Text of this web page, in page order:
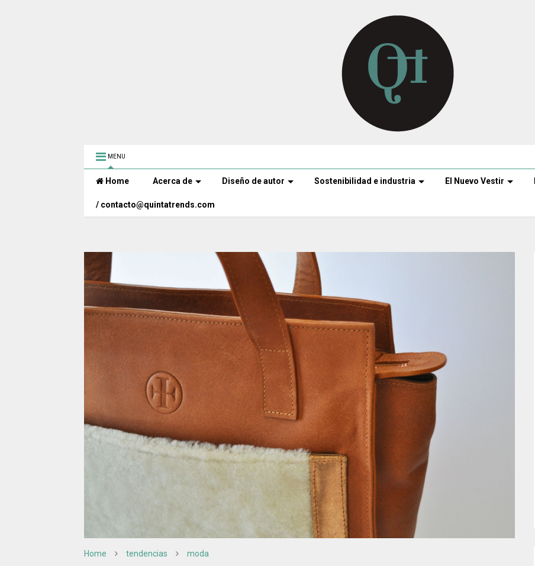
MENU
Home Acerca de Diseño de autor Sostenibilidad e industria El Nuevo Vestir
/ contacto@quintatrends.com
Home tendencias moda